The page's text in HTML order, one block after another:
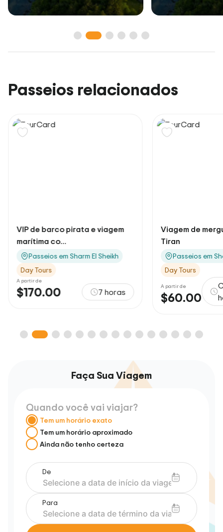
Passeios relacionados
VIP de barco pirata e viagem
marítima co...
Passeios em Sharm El Sheikh
Day Tours
A partir de
$170.00 7 horas
Viagem de
Tiran
Passeios em
Day Tours
A partir de
$60.00
Faça Sua Viagem
Quando você vai viajar?
Tem um horário exato
Tem um horário aproximado
Ainda não tenho certeza
De
Para